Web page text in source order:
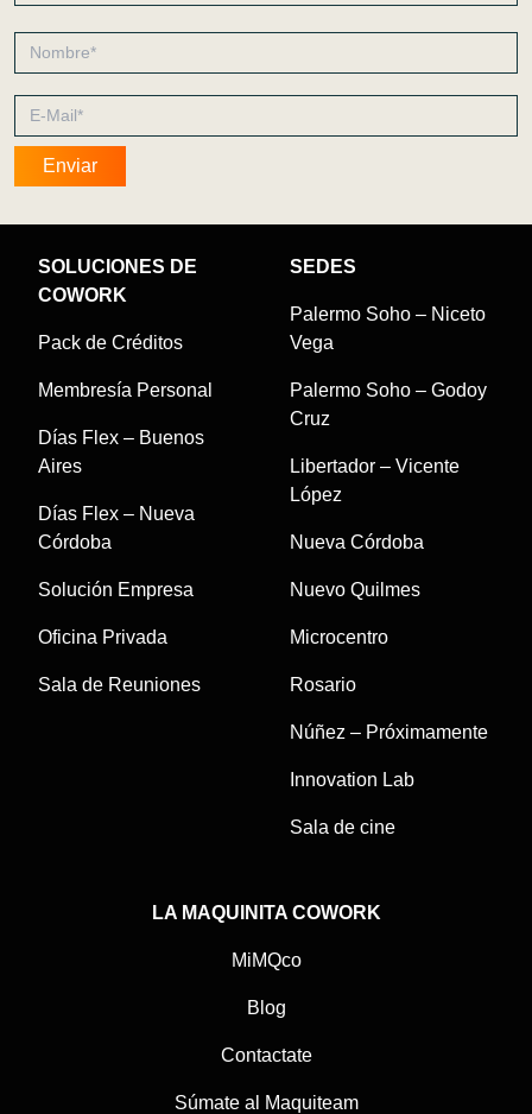
SOLUCIONES DE
COWORK
Pack de Créditos
Membresía Personal
Días Flex – Buenos
Aires
Días Flex – Nueva
Córdoba
Solución Empresa
Oficina Privada
Sala de Reuniones
SEDES
Palermo Soho – Niceto
Vega
Palermo Soho – Godoy
Cruz
Libertador – Vicente
López
Nueva Córdoba
Nuevo Quilmes
Microcentro
Rosario
Núñez – Próximamente
Innovation Lab
Sala de cine
LA MAQUINITA COWORK
MiMQco
Blog
Contactate
Súmate al Maquiteam